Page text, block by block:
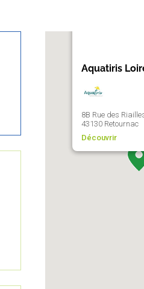
Aquatiris
8B Rue des
43130 Retournac
Découvrir